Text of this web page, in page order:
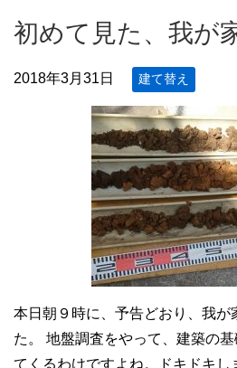
初めて見た、我が
2018年3月31日 建て替え
本日朝９時に、予告どおり、我が
た。 地盤調査をやって、建築の
てくるわけですよね。ドキドキし